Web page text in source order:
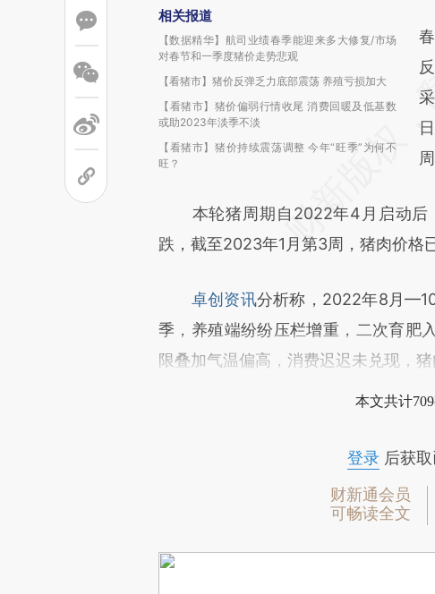
相关报道
【数据精华】航司业绩春季能迎来多大修复/市场
对春节和一季度猪价走势悲观
【看猪市】猪价反弹乏力底部震荡 养殖亏损加大
【看猪市】猪价偏弱行情收尾 消费回暖及低基数
或助2023年淡季不淡
【看猪市】猪价持续震荡调整 今年“旺季”为何不
旺？
本轮猪周期自2022年4月启动后
跌，截至2023年1月第3周，猪肉价格
卓创资讯分析称，2022年8月
季，养殖端纷纷压栏增重，二次育肥
限叠加气温偏高，消费迟迟未兑现，猪
本文共计
登录后获取
财新通会员
可畅读全文